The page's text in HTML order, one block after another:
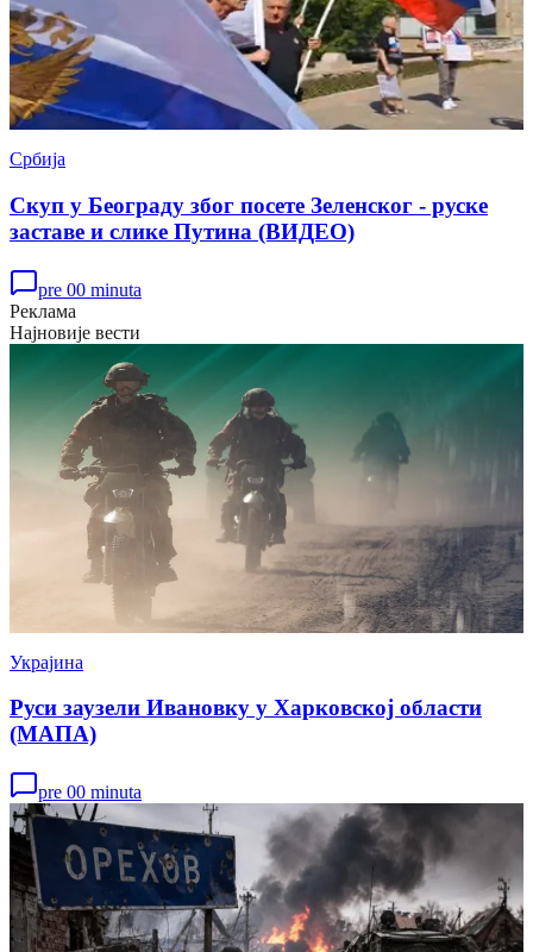
Србија
Скуп у Београду због посете Зеленског - руске
заставе и слике Путина (ВИДЕО)
pre 00 minuta
Реклама
Најновије вести
Украјина
Руси заузели Ивановку у Харковској области
(МАПА)
pre 00 minuta